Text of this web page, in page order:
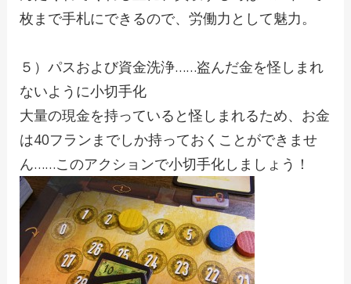
枚まで手札にできるので、労働力として魅力。
５）パスおよび資金洗浄……盗んだ金を怪しまれ
ないように小切手化
大量の現金を持っていると怪しまれるため、お金
は40フランまでしか持っておくことができませ
ん……このアクションで小切手化しましょう！